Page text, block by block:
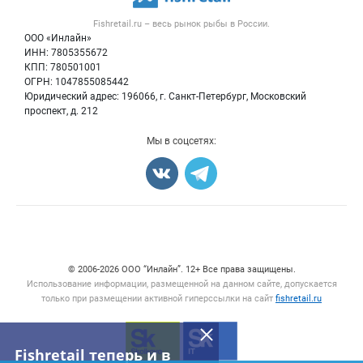
Fishretail теперь и в
Fishretail.ru – весь рынок рыбы в России.
ООО «Инлайн»
ИНН: 7805355672
КПП: 780501001
ОГРН: 1047855085442
Юридический адрес: 196066, г. Санкт-Петербург, Московский
проспект, д. 212
Контактная информация
Политика обработки персональных данных
Блог
Рыба
Икра
Мы в соцсетях:
© 2006‑2026 ООО “Инлайн”. 12+ Все права защищены.
Использование информации, размещенной на данном сайте, допускается
только при размещении активной гиперссылки на сайт fishretail.ru